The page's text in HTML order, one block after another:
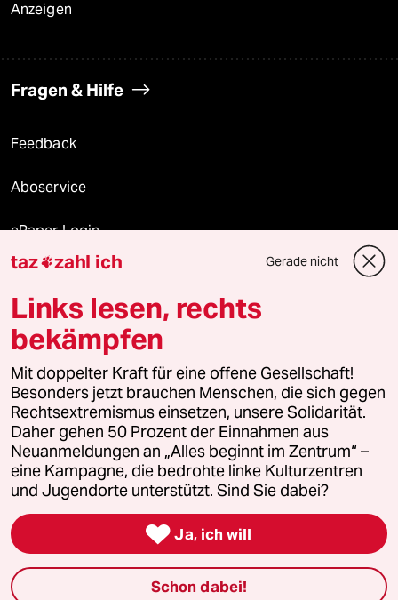
Anzeigen
Fragen & Hilfe
Feedback
Aboservice
ePaper Login
Downloads für Abonnierende
© 2026 taz Verlags und Vertriebs GmbH
Alle Rechte vorbehalten. Bei rechtlichen Fragen oder für Genehmigungen
wenden Sie sich bitte an lizenzen@taz.de
Feedback Redaktionsstatut Kommune-Richtlinien
Leitlinie Informant Datenschutz Impressum AGB
Seitenwende Einwilligungen widerrufen (Ads)
taz zahl ich Gerade nicht
Links lesen, rechts
bekämpfen
Mit doppelter Kraft für eine offene Gesellschaft!
Besonders jetzt brauchen Menschen, die sich gegen
Rechtsextremismus einsetzen, unsere Solidarität.
Daher gehen 50 Prozent der Einnahmen aus
Neuanmeldungen an „Alles beginnt im Zentrum“ –
eine Kampagne, die bedrohte linke Kulturzentren
und Jugendorte unterstützt. Sind Sie dabei?
 Ja, ich will
Schon dabei!